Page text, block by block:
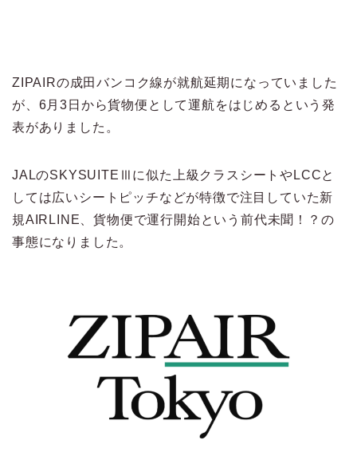
ZIPAIRの成田バンコク線が就航延期になっていました
が、6月3日から貨物便として運航をはじめるという発
表がありました。
JALのSKYSUITEⅢに似た上級クラスシートやLCCと
しては広いシートピッチなどが特徴で注目していた新
規AIRLINE、貨物便で運行開始という前代未聞！？の
事態になりました。